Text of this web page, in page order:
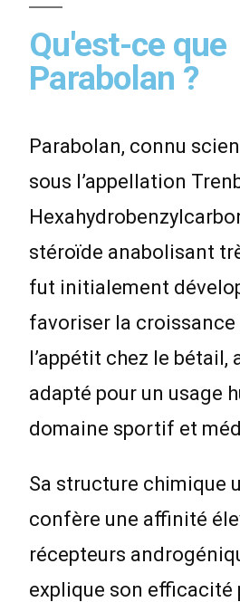
Qu'est-ce que
Parabolan ?
Parabolan, connu
sous l’appellation
stéroïde anabolisant
fut initialement
favoriser la
l’appétit chez le bétail,
adapté pour un usage
domaine sportif et
Sa structure chimique
confère une affinité
récepteurs
explique son efficacité